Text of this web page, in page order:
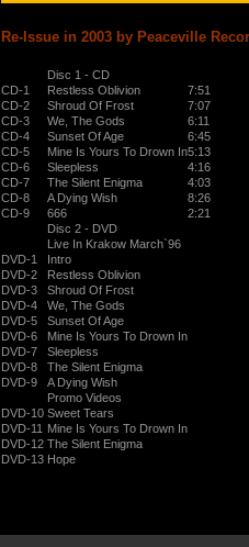
Re-Issue in 2003 by Peaceville
Disc 1 - CD
CD-1
Restless Oblivion
7:51
CD-2
Shroud Of Frost
7:07
CD-3
We, The Gods
6:11
CD-4
Sunset Of Age
6:45
CD-5
Mine Is Yours To Drown In5:13
CD-6
Sleepless
4:16
CD-7
The Silent Enigma
4:03
CD-8
A Dying Wish
8:26
CD-9
666
2:21
Disc 2 - DVD
Live In Krakow March`96
DVD-1
Intro
DVD-2
Restless Oblivion
DVD-3
Shroud Of Frost
DVD-4
We, The Gods
DVD-5
Sunset Of Age
DVD-6
Mine Is Yours To Drown In
DVD-7
Sleepless
DVD-8
The Silent Enigma
DVD-9
A Dying Wish
Promo Videos
DVD-10 Sweet Tears
DVD-11 Mine Is Yours To Drown In
DVD-12 The Silent Enigma
DVD-13 Hope